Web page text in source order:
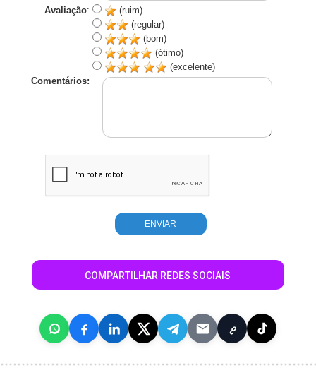
Avaliação:
(ruim)
(regular)
(bom)
(ótimo)
(excelente)
Comentários:
COMPARTILHAR REDES SOCIAIS